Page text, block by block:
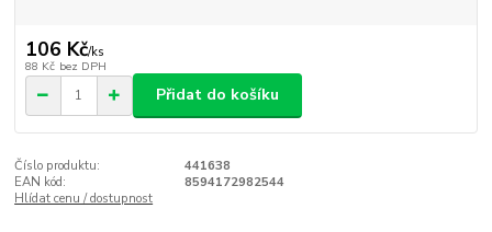
106 Kč/ks
88 Kč bez DPH
Přidat do košíku
Číslo produktu:
441638
EAN kód:
8594172982544
Hlídat cenu / dostupnost